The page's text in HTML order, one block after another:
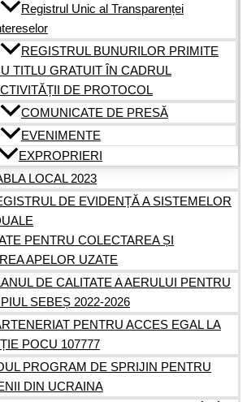
Registrul Unic al Transparenței
REGISTRUL BUNURILOR PRIMITE
TITLU GRATUIT ÎN CADRUL
DE PROTOCOL
COMUNICATE DE PRESĂ
EVENIMENTE
EXPROPRIERI
LOCAL 2023
DE EVIDENȚĂ A SISTEMELOR
PENTRU COLECTAREA ȘI
APELOR UZATE
DE CALITATE A AERULUI PENTRU
SEBEȘ 2022-2026
PENTRU ACCES EGAL LA
POCU 107777
PROGRAM DE SPRIJIN PENTRU
DIN UCRAINA